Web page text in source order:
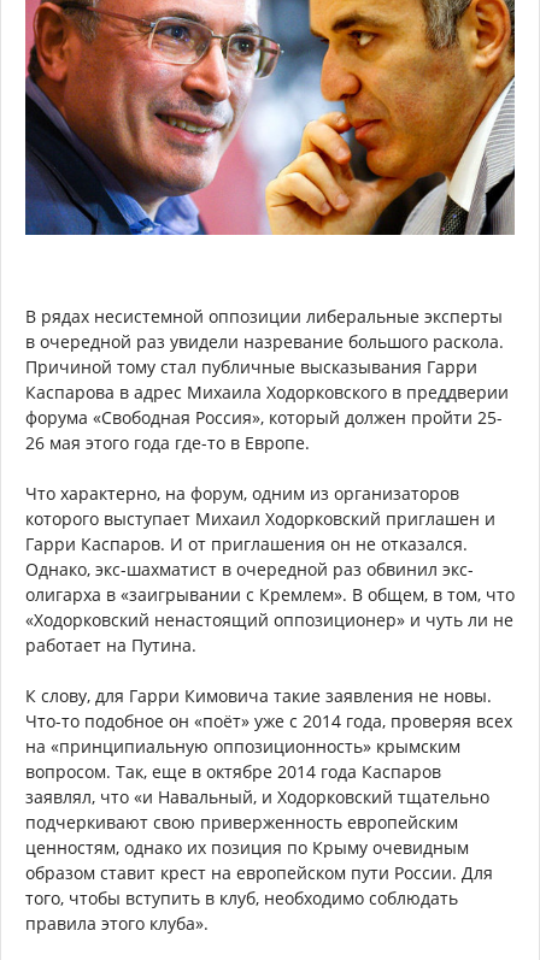
В рядах несистемной оппозиции либеральные эксперты
в очередной раз увидели назревание большого раскола.
Причиной тому стал публичные высказывания Гарри
Каспарова в адрес Михаила Ходорковского в преддверии
форума «Свободная Россия», который должен пройти 25-
26 мая этого года где-то в Европе.
Что характерно, на форум, одним из организаторов
которого выступает Михаил Ходорковский приглашен и
Гарри Каспаров. И от приглашения он не отказался.
Однако, экс-шахматист в очередной раз обвинил экс-
олигарха в «заигрывании с Кремлем». В общем, в том, что
«Ходорковский ненастоящий оппозиционер» и чуть ли не
работает на Путина.
К слову, для Гарри Кимовича такие заявления не новы.
Что-то подобное он «поёт» уже с 2014 года, проверяя всех
на «принципиальную оппозиционность» крымским
вопросом. Так, еще в октябре 2014 года Каспаров
заявлял, что «и Навальный, и Ходорковский тщательно
подчеркивают свою приверженность европейским
ценностям, однако их позиция по Крыму очевидным
образом ставит крест на европейском пути России. Для
того, чтобы вступить в клуб, необходимо соблюдать
правила этого клуба».